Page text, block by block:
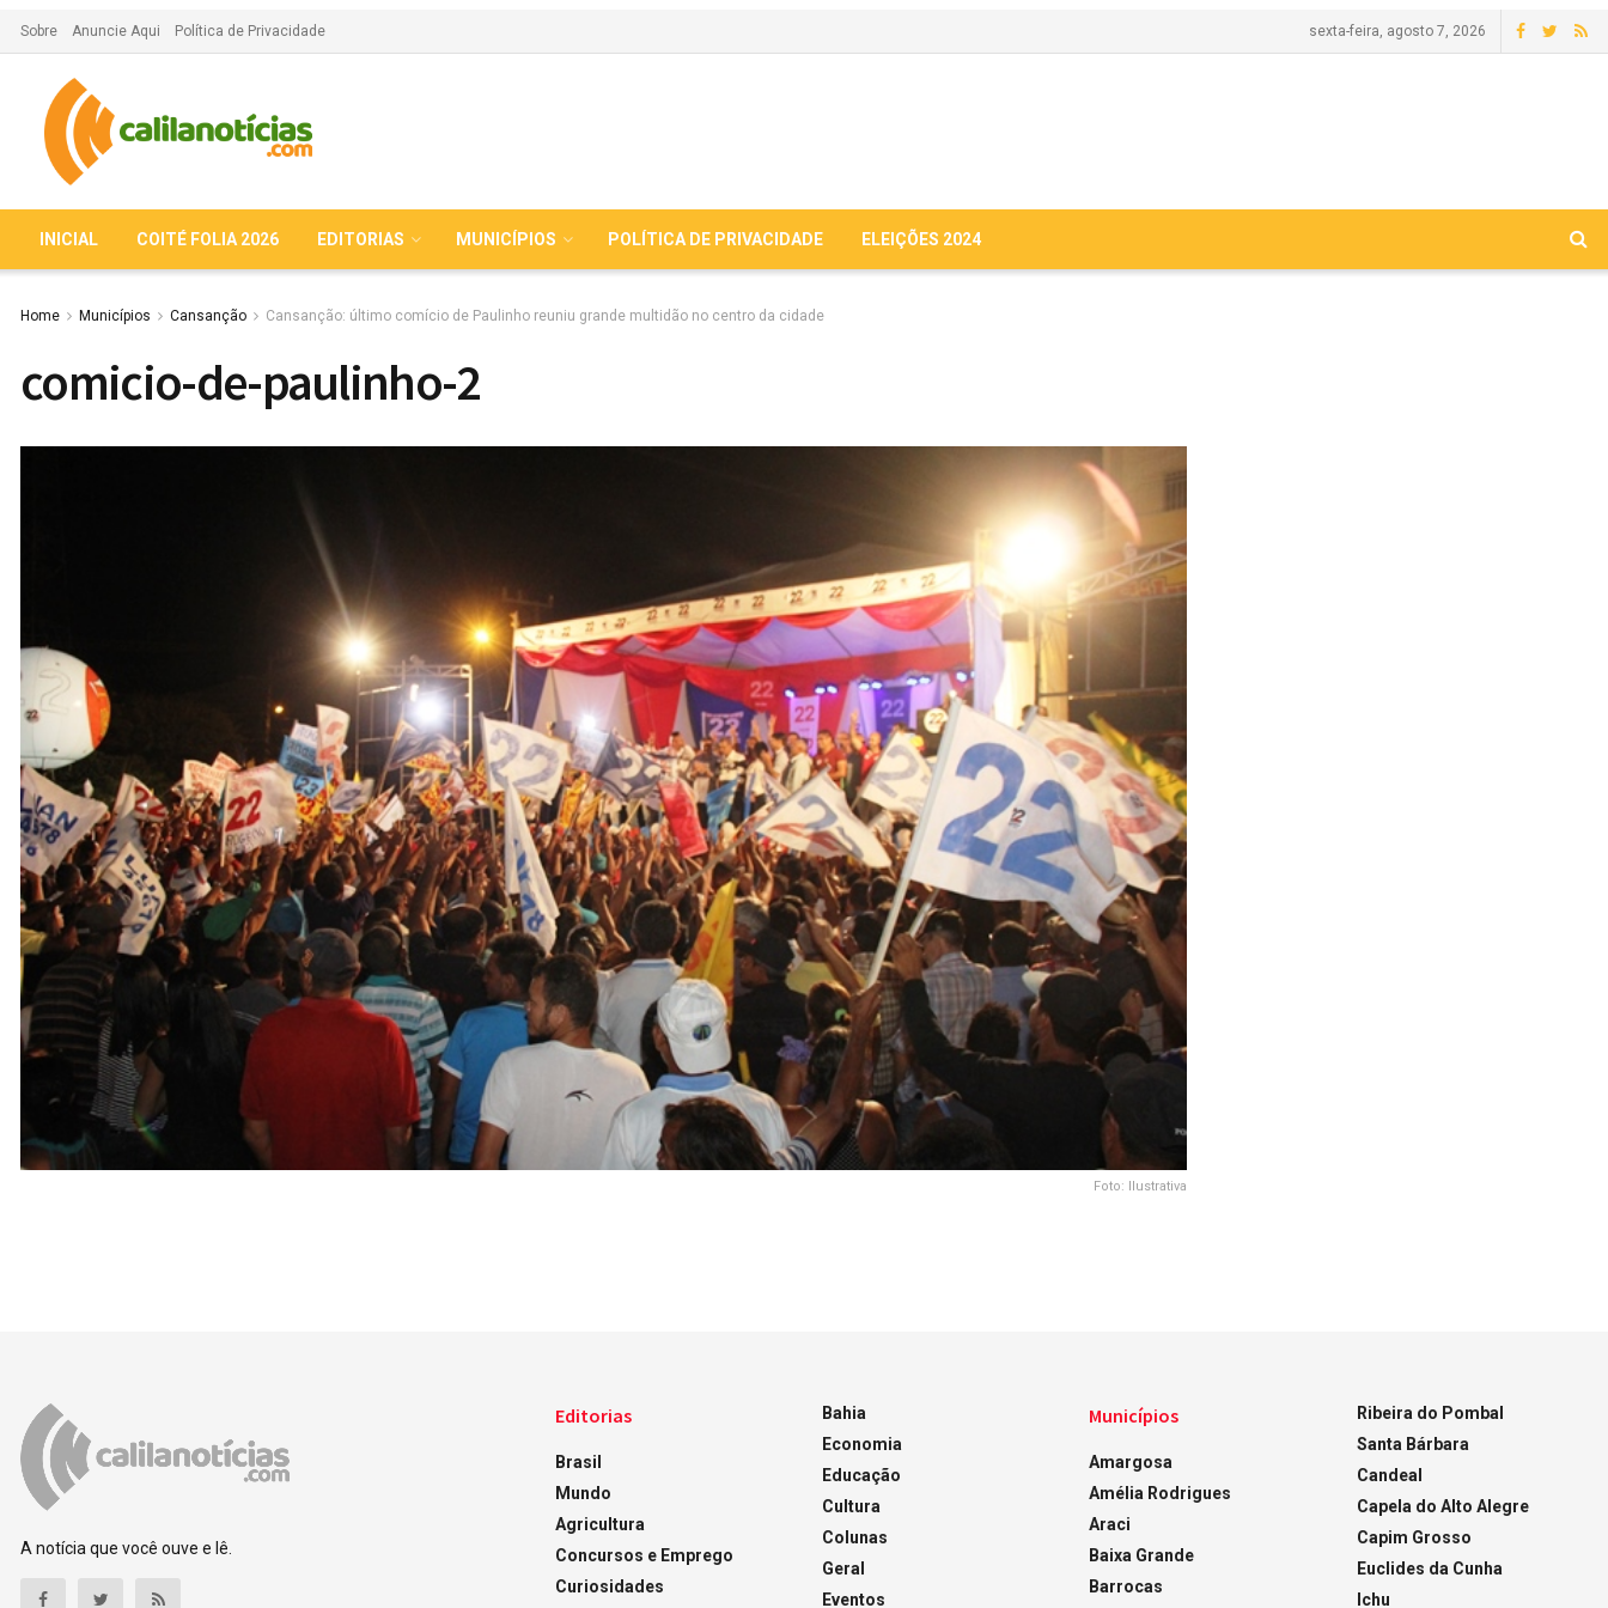
Sobre Anuncie Aqui Política de Privacidade sexta-feira, agosto 7, 2026
INICIAL COITÉ FOLIA 2026 EDITORIAS MUNICÍPIOS POLÍTICA DE PRIVACIDADE ELEIÇÕES 2024
Home Municípios Cansanção Cansanção: último comício de Paulinho reuniu grande multidão no centro da cidade
comicio-de-paulinho-2
Foto: Ilustrativa
A notícia que você ouve e lê.
Editorias
Brasil
Mundo
Agricultura
Concursos e Emprego
Curiosidades
Bahia
Economia
Educação
Cultura
Colunas
Geral
Eventos
Municípios
Amargosa
Amélia Rodrigues
Araci
Baixa Grande
Barrocas
Ribeira do Pombal
Santa Bárbara
Candeal
Capela do Alto Alegre
Capim Grosso
Euclides da Cunha
Ichu